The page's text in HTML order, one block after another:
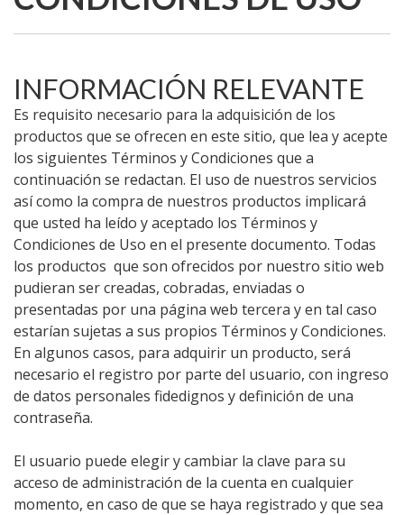
INFORMACIÓN RELEVANTE
Es requisito necesario para la adquisición de los
productos que se ofrecen en este sitio, que lea y acepte
los siguientes Términos y Condiciones que a
continuación se redactan. El uso de nuestros servicios
así como la compra de nuestros productos implicará
que usted ha leído y aceptado los Términos y
Condiciones de Uso en el presente documento. Todas
los productos que son ofrecidos por nuestro sitio web
pudieran ser creadas, cobradas, enviadas o
presentadas por una página web tercera y en tal caso
estarían sujetas a sus propios Términos y Condiciones.
En algunos casos, para adquirir un producto, será
necesario el registro por parte del usuario, con ingreso
de datos personales fidedignos y definición de una
contraseña.
El usuario puede elegir y cambiar la clave para su
acceso de administración de la cuenta en cualquier
momento, en caso de que se haya registrado y que sea